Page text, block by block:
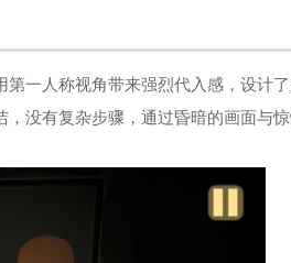
一人称视角带来强烈代入感，设计
没有复杂步骤，通过昏暗的画面与